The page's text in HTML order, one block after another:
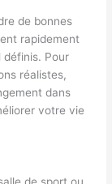
de bonnes
rapidement
Pour
réalistes,
dans
votre vie